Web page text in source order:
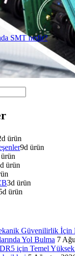
SMT nedir?
d ürün
9d ürün
d ürün
3d ürün
d ürün
Güvenilirlik İçin
Yol Bulma 7
için Temel Yüksek